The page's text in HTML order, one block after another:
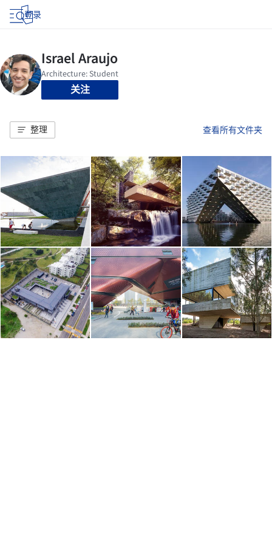
登录
关注
整理 查看所有文件夹